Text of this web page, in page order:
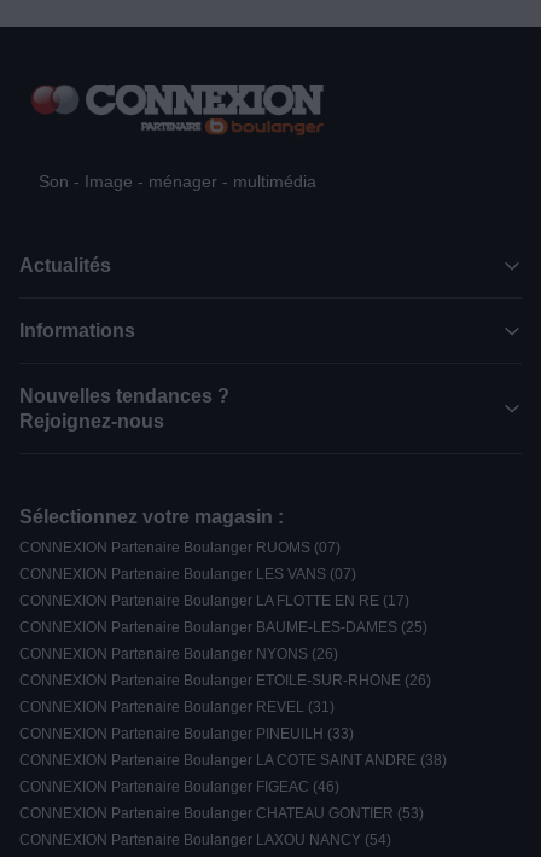
Son - Image - ménager - multimédia
Actualités
Informations
Nouvelles tendances ?
Rejoignez-nous
Sélectionnez votre magasin :
CONNEXION Partenaire Boulanger RUOMS (07)
CONNEXION Partenaire Boulanger LES VANS (07)
CONNEXION Partenaire Boulanger LA FLOTTE EN RE (17)
CONNEXION Partenaire Boulanger BAUME-LES-DAMES (25)
CONNEXION Partenaire Boulanger NYONS (26)
CONNEXION Partenaire Boulanger ETOILE-SUR-RHONE (26)
CONNEXION Partenaire Boulanger REVEL (31)
CONNEXION Partenaire Boulanger PINEUILH (33)
CONNEXION Partenaire Boulanger LA COTE SAINT ANDRE (38)
CONNEXION Partenaire Boulanger FIGEAC (46)
CONNEXION Partenaire Boulanger CHATEAU GONTIER (53)
CONNEXION Partenaire Boulanger LAXOU NANCY (54)